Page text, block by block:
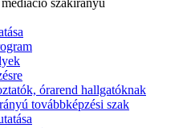
szakirányú
órarend hallgatóknak
továbbképzési szak